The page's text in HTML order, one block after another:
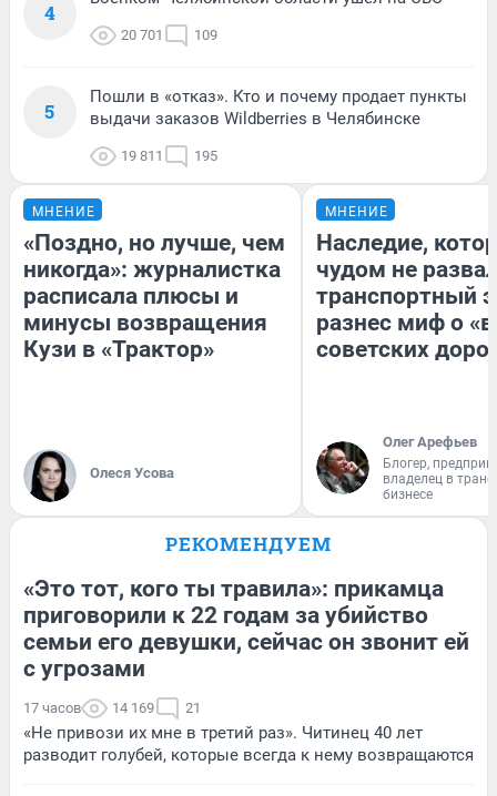
4
20 701 109
5
Пошли в «отказ». Кто и почему продает пункты
выдачи заказов Wildberries в Челябинске
19 811 195
МНЕНИЕ
«Поздно, но лучше, чем
никогда»: журналистка
расписала плюсы и
минусы возвращения
Кузи в «Трактор»
Олеся Усова
МНЕНИЕ
Наследие,
чудом не
транспортный
разнес миф о
советских
Олег Арефьев
Блогер,
владелец в
бизнесе
РЕКОМЕНДУЕМ
«Это тот, кого ты травила»: прикамца
приговорили к 22 годам за убийство
семьи его девушки, сейчас он звонит ей
с угрозами
17 часов 14 169 21
«Не привози их мне в третий раз». Читинец 40 лет
разводит голубей, которые всегда к нему возвращаются